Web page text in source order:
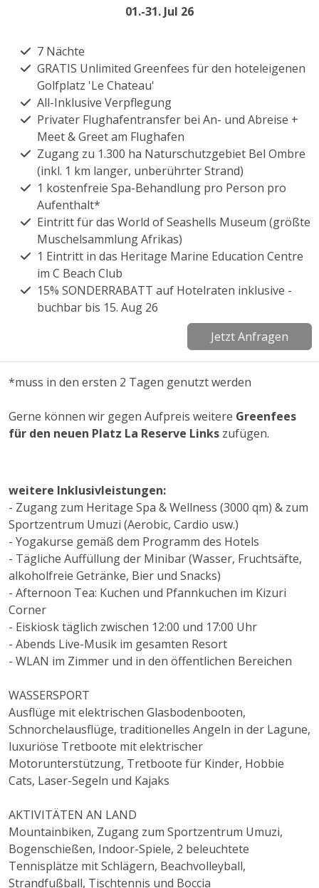
01.-31. Jul 26
7 Nächte
GRATIS Unlimited Greenfees für den hoteleigenen
Golfplatz 'Le Chateau'
All-Inklusive Verpflegung
Privater Flughafentransfer bei An- und Abreise +
Meet & Greet am Flughafen
Zugang zu 1.300 ha Naturschutzgebiet Bel Ombre
(inkl. 1 km langer, unberührter Strand)
1 kostenfreie Spa-Behandlung pro Person pro
Aufenthalt*
Eintritt für das World of Seashells Museum (größte
Muschelsammlung Afrikas)
1 Eintritt in das Heritage Marine Education Centre
im C Beach Club
15% SONDERRABATT auf Hotelraten inklusive -
buchbar bis 15. Aug 26
Jetzt Anfragen
*muss in den ersten 2 Tagen genutzt werden
Gerne können wir gegen Aufpreis weitere Greenfees
für den neuen Platz La Reserve Links zufügen.
weitere Inklusivleistungen:
- Zugang zum Heritage Spa & Wellness (3000 qm) & zum
Sportzentrum Umuzi (Aerobic, Cardio usw.)
- Yogakurse gemäß dem Programm des Hotels
- Tägliche Auffüllung der Minibar (Wasser, Fruchtsäfte,
alkoholfreie Getränke, Bier und Snacks)
- Afternoon Tea: Kuchen und Pfannkuchen im Kizuri
Corner
- Eiskiosk täglich zwischen 12:00 und 17:00 Uhr
- Abends Live-Musik im gesamten Resort
- WLAN im Zimmer und in den öffentlichen Bereichen
WASSERSPORT
Ausflüge mit elektrischen Glasbodenbooten,
Schnorchelausflüge, traditionelles Angeln in der Lagune,
luxuriöse Tretboote mit elektrischer
Motorunterstützung, Tretboote für Kinder, Hobbie
Cats, Laser-Segeln und Kajaks
AKTIVITÄTEN AN LAND
Mountainbiken, Zugang zum Sportzentrum Umuzi,
Bogenschießen, Indoor-Spiele, 2 beleuchtete
Tennisplätze mit Schlägern, Beachvolleyball,
Strandfußball, Tischtennis und Boccia